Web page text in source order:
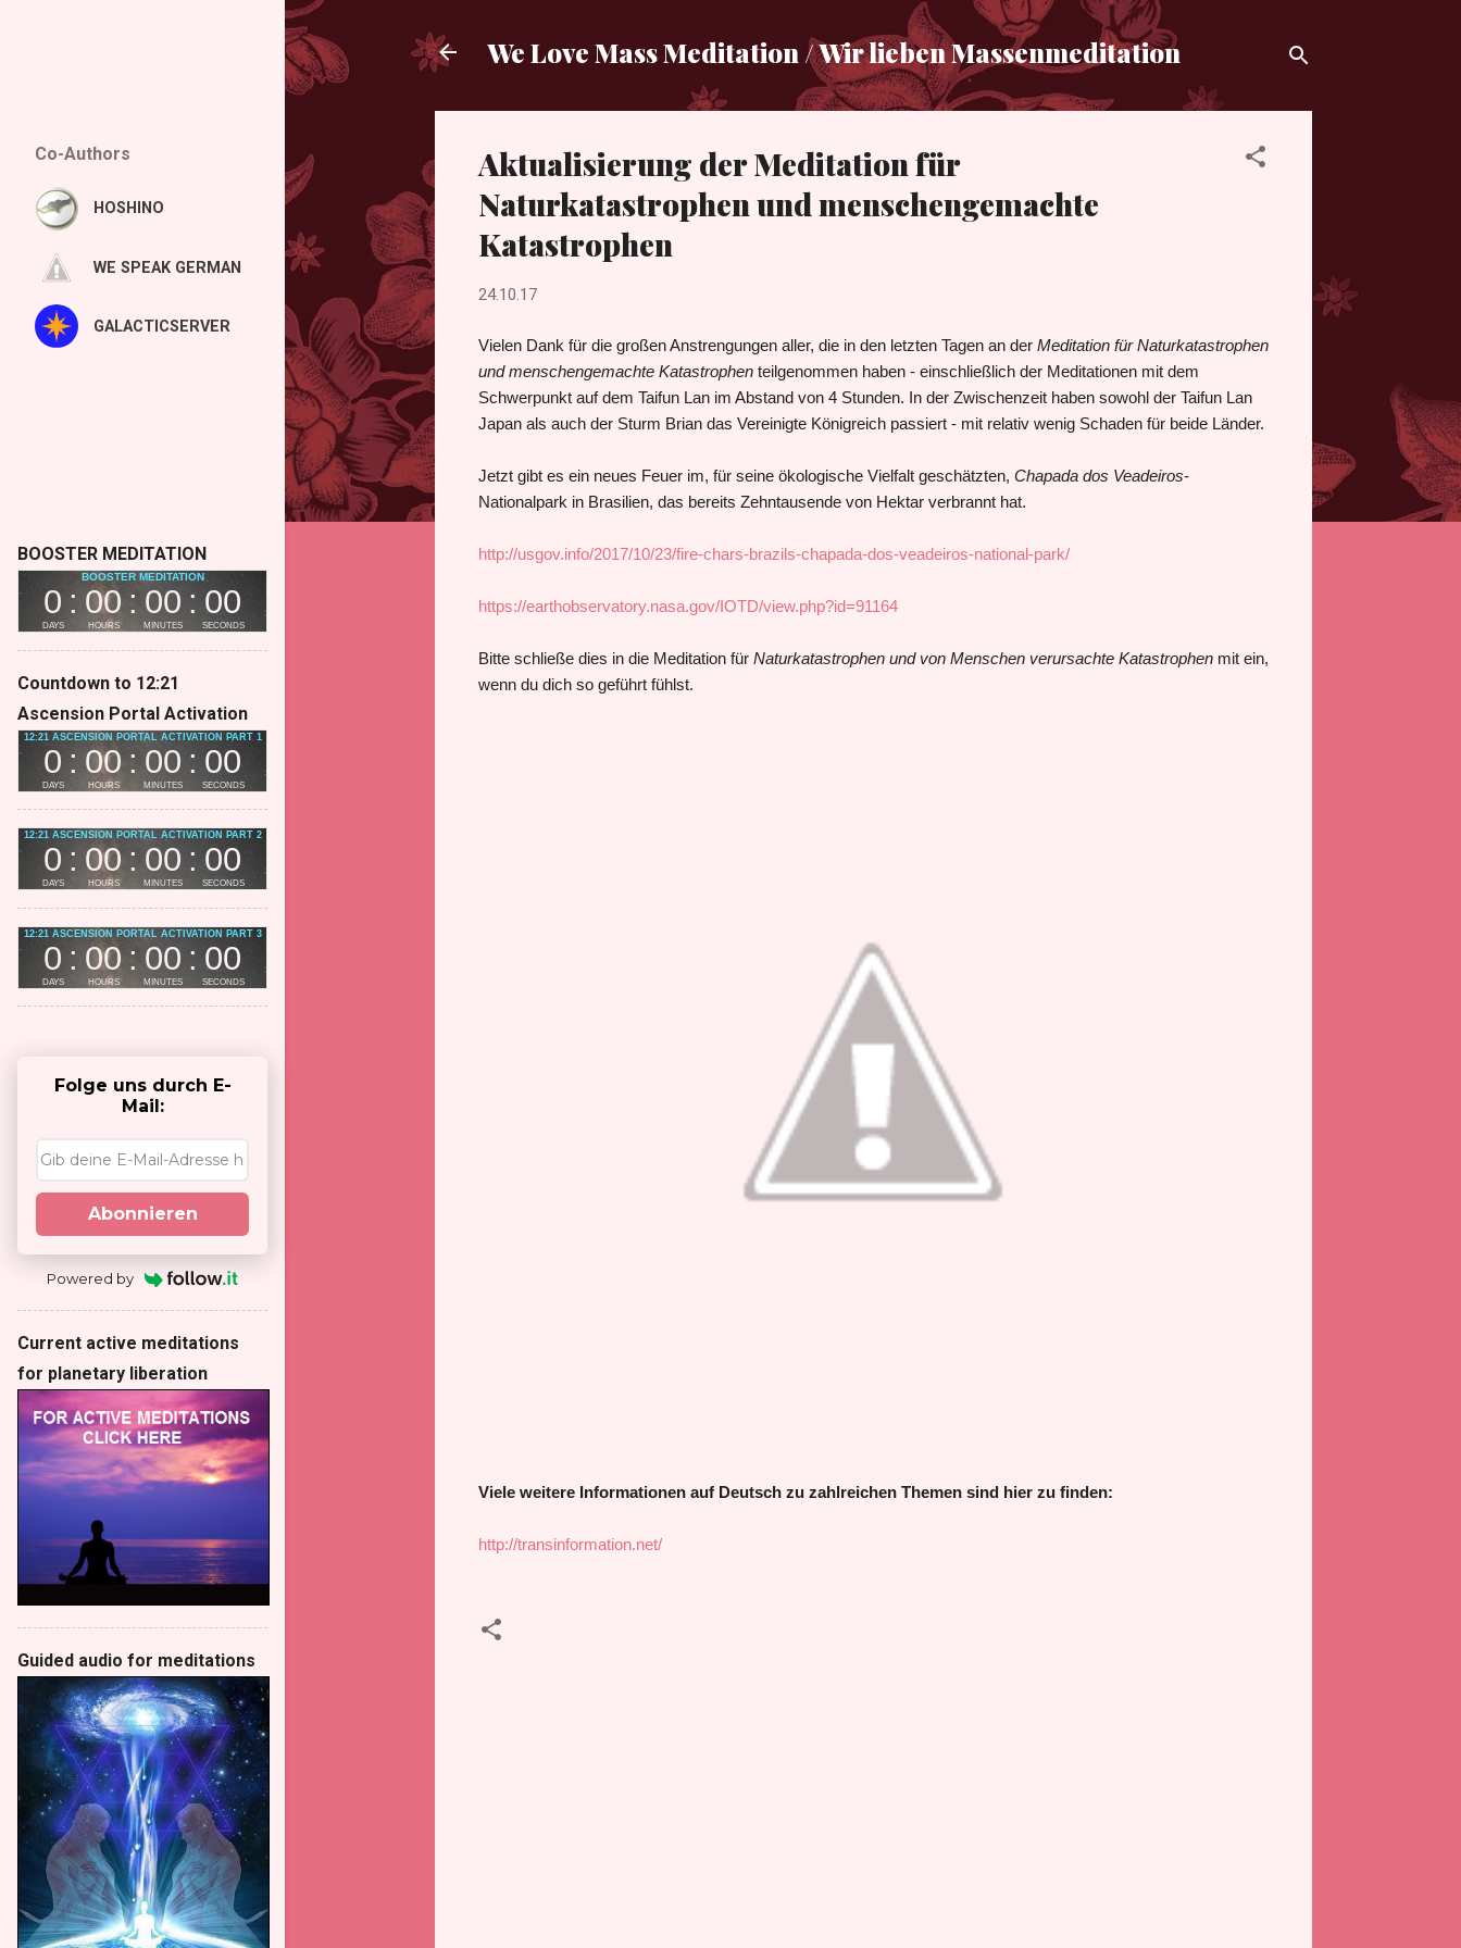
We Love Mass Meditation / Wir lieben Massenmeditation
Aktualisierung der Meditation für
Naturkatastrophen und menschengemachte
Katastrophen
24.10.17
Vielen Dank für die großen Anstrengungen aller, die in den letzten Tagen an der Meditation für Naturkatastrophen
und menschengemachte Katastrophenteilgenommen haben - einschließlich der Meditationen mit dem
Schwerpunkt auf dem Taifun Lan im Abstand von 4 Stunden. In der Zwischenzeit haben sowohl der Taifun Lan
Japan als auch der Sturm Brian das Vereinigte Königreich passiert - mit relativ wenig Schaden für beide Länder.
Jetzt gibt es ein neues Feuer im, für seine ökologische Vielfalt geschätzten, Chapada dos Veadeiros-
Nationalpark in Brasilien, das bereits Zehntausende von Hektar verbrannt hat.
http://usgov.info/2017/10/23/fire-chars-brazils-chapada-dos-veadeiros-national-park/
https://earthobservatory.nasa.gov/IOTD/view.php?id=91164
Bitte schließe dies in die Meditation für Naturkatastrophen und von Menschen verursachte Katastrophenmit ein,
wenn du dich so geführt fühlst.
Vieleweitere Informationen auf Deutsch zu zahlreichen Themen sind hier zu finden:
http://transinformation.net/
Co-Authors
HOSHINO
WE SPEAK GERMAN
GALACTICSERVER
BOOSTER MEDITATION
Countdown to 12:21
Ascension Portal Activation
Folge uns durch E-
Mail:
Abonnieren
Powered by
Current active meditations
for planetary liberation
Guided audio for meditations